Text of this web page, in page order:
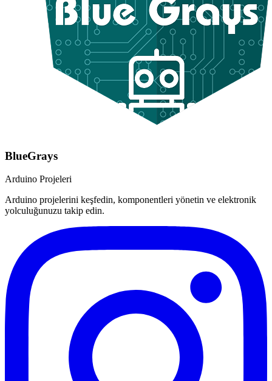
BlueGrays
Arduino Projeleri
Arduino projelerini keşfedin, komponentleri yönetin ve elektronik
yolculuğunuzu takip edin.